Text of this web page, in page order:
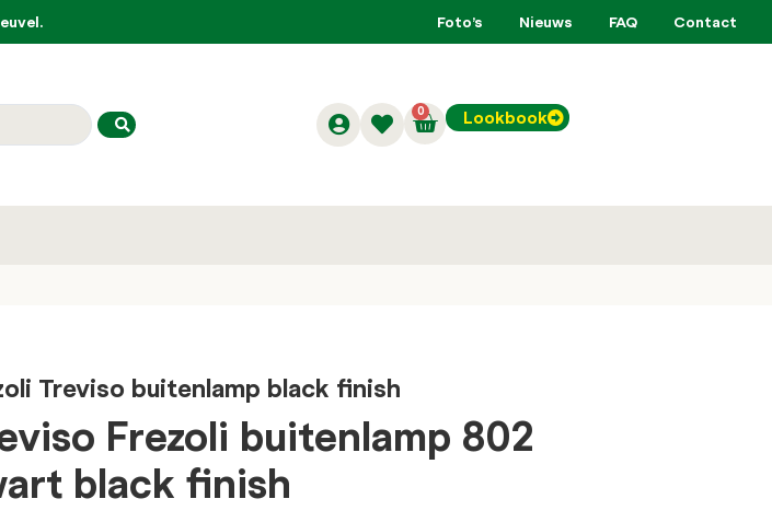
Foto’s Nieuws FAQ Contact
0 Lookbook
Treviso buitenlamp black finish
Frezoli buitenlamp 802
black finish